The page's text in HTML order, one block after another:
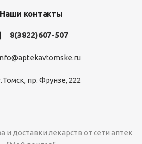
Наши контакты
8(3822)607-507
пр. Фрунзе, 222
и доставки лекарств от сети аптек